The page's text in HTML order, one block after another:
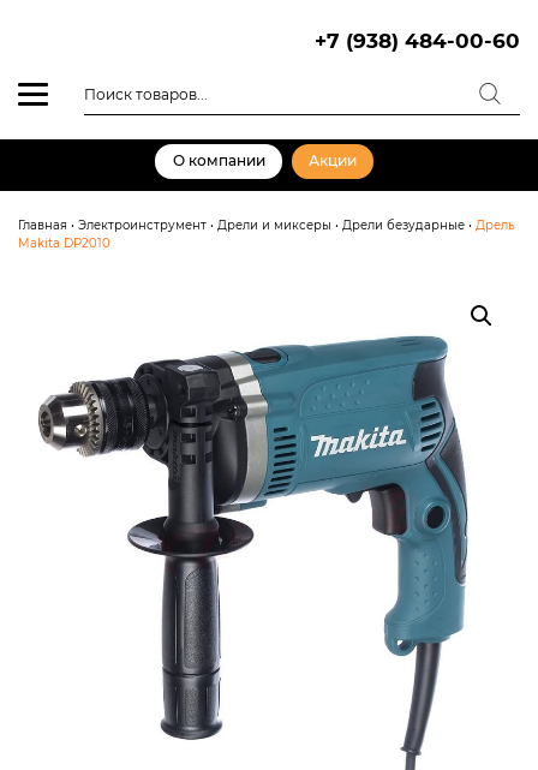
+7 (938) 484-00-60
товаров
О компании Акции
Главная • Электроинструмент • Дрели и миксеры • Дрели безударные • Дрель
Makita DP2010